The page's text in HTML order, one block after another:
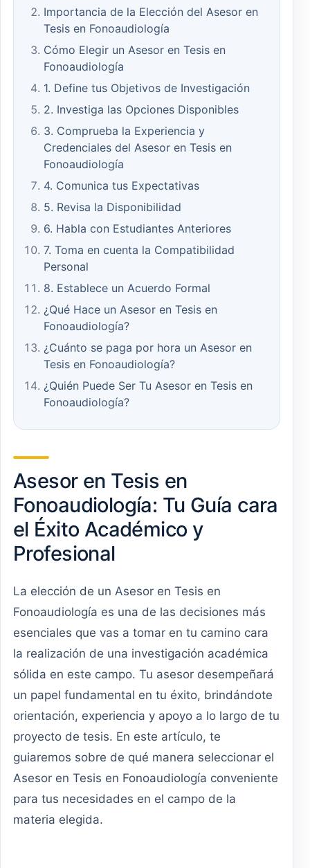
Importancia de la Elección del Asesor en
Tesis en Fonoaudiología
Cómo Elegir un Asesor en Tesis en
Fonoaudiología
1. Define tus Objetivos de Investigación
2. Investiga las Opciones Disponibles
3. Comprueba la Experiencia y
Credenciales del Asesor en Tesis en
Fonoaudiología
4. Comunica tus Expectativas
5. Revisa la Disponibilidad
6. Habla con Estudiantes Anteriores
7. Toma en cuenta la Compatibilidad
Personal
8. Establece un Acuerdo Formal
¿Qué Hace un Asesor en Tesis en
Fonoaudiología?
¿Cuánto se paga por hora un Asesor en
Tesis en Fonoaudiología?
¿Quién Puede Ser Tu Asesor en Tesis en
Fonoaudiología?
Asesor en Tesis en
Fonoaudiología: Tu Guía cara
el Éxito Académico y
Profesional
La elección de un Asesor en Tesis en
Fonoaudiología es una de las decisiones más
esenciales que vas a tomar en tu camino cara
la realización de una investigación académica
sólida en este campo. Tu asesor desempeñará
un papel fundamental en tu éxito, brindándote
orientación, experiencia y apoyo a lo largo de tu
proyecto de tesis. En este artículo, te
guiaremos sobre de qué manera seleccionar el
Asesor en Tesis en Fonoaudiología conveniente
para tus necesidades en el campo de la
materia elegida.